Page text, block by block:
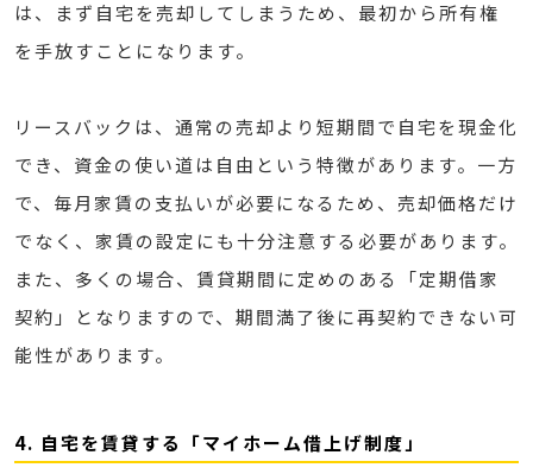
は、まず自宅を売却してしまうため、最初から所有権
を手放すことになります。
リースバックは、通常の売却より短期間で自宅を現金化
でき、資金の使い道は自由という特徴があります。一方
で、毎月家賃の支払いが必要になるため、売却価格だけ
でなく、家賃の設定にも十分注意する必要があります。
また、多くの場合、賃貸期間に定めのある「定期借家
契約」となりますので、期間満了後に再契約できない可
能性があります。
4. 自宅を賃貸する「マイホーム借上げ制度」